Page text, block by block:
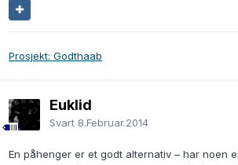
Prosjekt: Godthaab
Euklid
Svart 8.Februar.2014
En påhenger er et godt alternativ – har noen